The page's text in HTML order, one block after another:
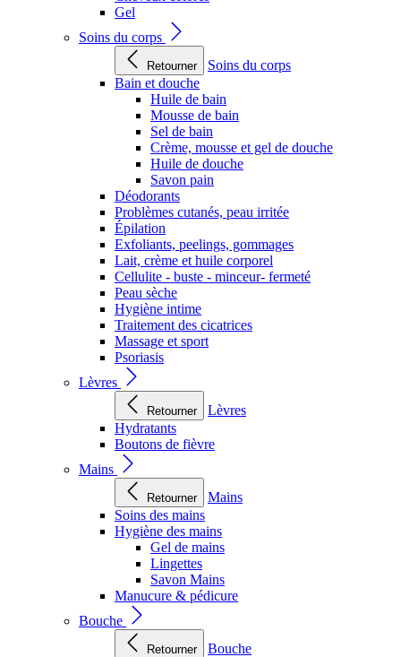
Gel
Soins du corps
Retourner
Soins du corps
Bain et douche
Huile de bain
Mousse de bain
Sel de bain
Crème, mousse et gel de douche
Huile de douche
Savon pain
Déodorants
Problèmes cutanés, peau irritée
Épilation
Exfoliants, peelings, gommages
Lait, crème et huile corporel
Cellulite - buste - minceur- fermeté
Peau sèche
Hygiène intime
Traitement des cicatrices
Massage et sport
Psoriasis
Lèvres
Retourner
Lèvres
Hydratants
Boutons de fièvre
Mains
Retourner
Mains
Soins des mains
Hygiène des mains
Gel de mains
Lingettes
Savon Mains
Manucure & pédicure
Bouche
Retourner
Bouche